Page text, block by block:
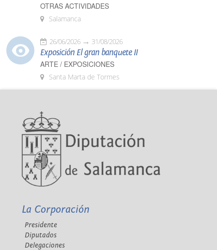
OTRAS ACTIVIDADES
Salamanca
26/06/2026 31/08/2026
Exposición El gran banquete II
ARTE / EXPOSICIONES
Santa Marta de Tormes
La Corporación
Presidente
Diputados
Delegaciones